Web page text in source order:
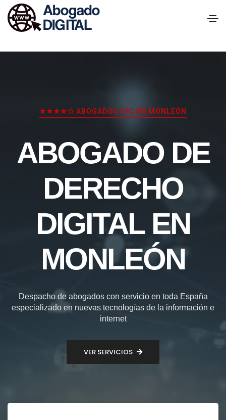
★★★★✩ ABOGADOS TIC EN MONLEÓN
ABOGADO DE
DERECHO
DIGITAL EN
MONLEÓN
Despacho de abogados con servicio en toda España
especializado en nuevas tecnologías de la información e
internet
VER SERVICIOS